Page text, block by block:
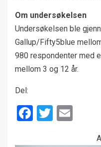
Om undersøkelsen
Undersøkelsen ble
Gallup/Fifty5blue
980 respondenter med
mellom 3 og 12 år.
Del:
Facebook
Twitter